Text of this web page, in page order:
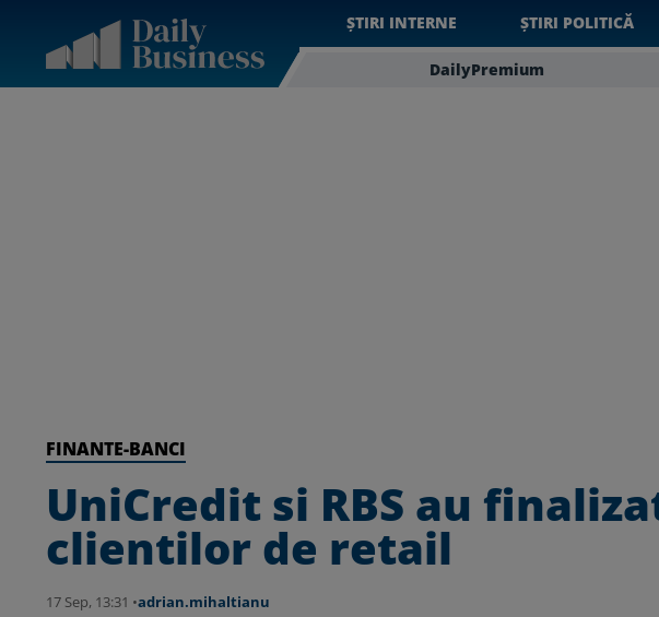
ȘTIRI INTERNE ȘTIRI POLITICĂ
DailyPremium
FINANTE-BANCI
UniCredit si RBS au
clientilor de retail
17 Sep, 13:31 •adrian.mihaltianu